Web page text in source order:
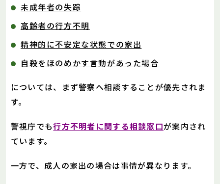
未成年者の失踪
高齢者の行方不明
精神的に不安定な状態での家出
自殺をほのめかす言動があった場合
については、まず警察へ相談することが優先されま
す。
警視庁でも行方不明者に関する相談窓口が案内され
ています。
一方で、成人の家出の場合は事情が異なります。